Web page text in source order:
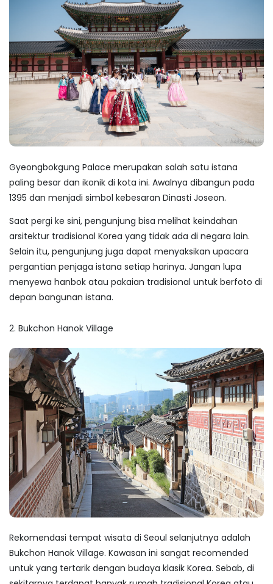
Gyeongbokgung Palace merupakan salah satu istana
paling besar dan ikonik di kota ini. Awalnya dibangun pada
1395 dan menjadi simbol kebesaran Dinasti Joseon.
Saat pergi ke sini, pengunjung bisa melihat keindahan
arsitektur tradisional Korea yang tidak ada di negara lain.
Selain itu, pengunjung juga dapat menyaksikan upacara
pergantian penjaga istana setiap harinya. Jangan lupa
menyewa hanbok atau pakaian tradisional untuk berfoto di
depan bangunan istana.
2. Bukchon Hanok Village
Rekomendasi tempat wisata di Seoulselanjutnya adalah
Bukchon Hanok Village. Kawasan ini sangatrecomended
untuk yang tertarik dengan budaya klasik Korea. Sebab, di